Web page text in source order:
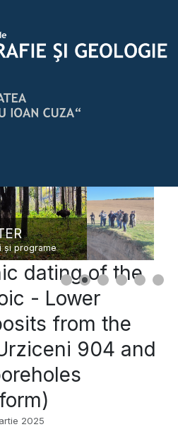
și programe
dating of the
- Lower
from the
904 and
2025